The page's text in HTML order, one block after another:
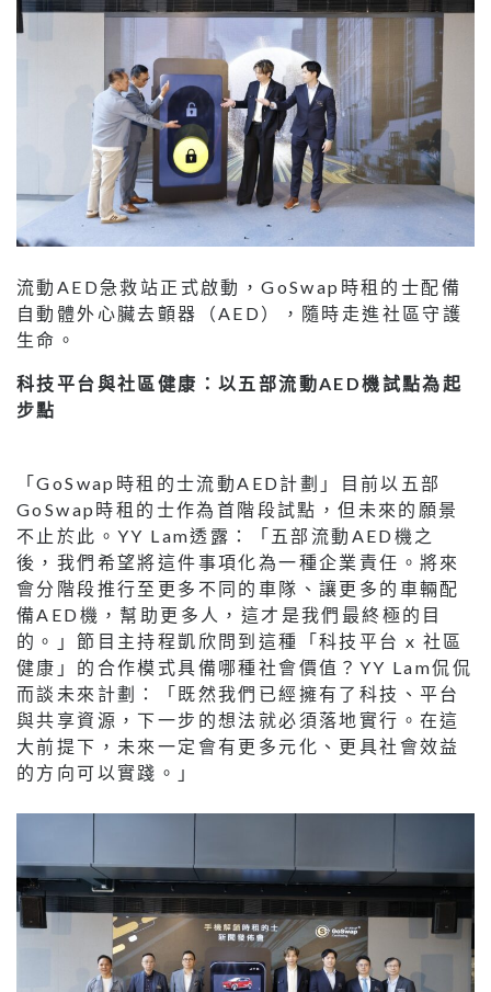
流動AED急救站正式啟動，GoSwap時租的士配備
自動體外心臟去顫器（AED），隨時走進社區守護
生命。
科技平台與社區健康：以五部流動AED機試點為起
步點
「GoSwap時租的士流動AED計劃」目前以五部
GoSwap時租的士作為首階段試點，但未來的願景
不止於此。YY Lam透露：「五部流動AED機之
後，我們希望將這件事項化為一種企業責任。將來
會分階段推行至更多不同的車隊、讓更多的車輛配
備AED機，幫助更多人，這才是我們最終極的目
的。」節目主持程凱欣問到這種「科技平台 x 社區
健康」的合作模式具備哪種社會價值？YY Lam侃侃
而談未來計劃：「既然我們已經擁有了科技、平台
與共享資源，下一步的想法就必須落地實行。在這
大前提下，未來一定會有更多元化、更具社會效益
的方向可以實踐。」